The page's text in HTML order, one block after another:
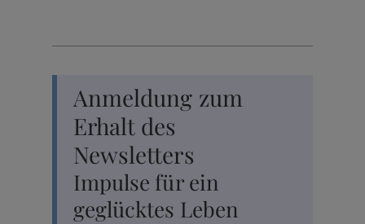
Anmeldung zum
Erhalt des
Newsletters
Impulse für ein
geglücktes Leben